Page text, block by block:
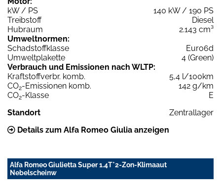
kW / PS
140 kW / 190 PS
Treibstoff
Diesel
Hubraum
2.143 cm³
Umweltnormen:
Schadstoffklasse
Euro6d
Umweltplakette
4 (Green)
Verbrauch und Emissionen nach WLTP:
Kraftstoffverbr. komb.
5,4 l/100km
CO2-Emissionen komb.
142 g/km
CO2-Klasse
E
Standort
Zentrallager
Details zum Alfa Romeo Giulia anzeigen
Alfa Romeo Giulietta Super 1.4T*2-Zon-Klimaaut
Nebelscheinw